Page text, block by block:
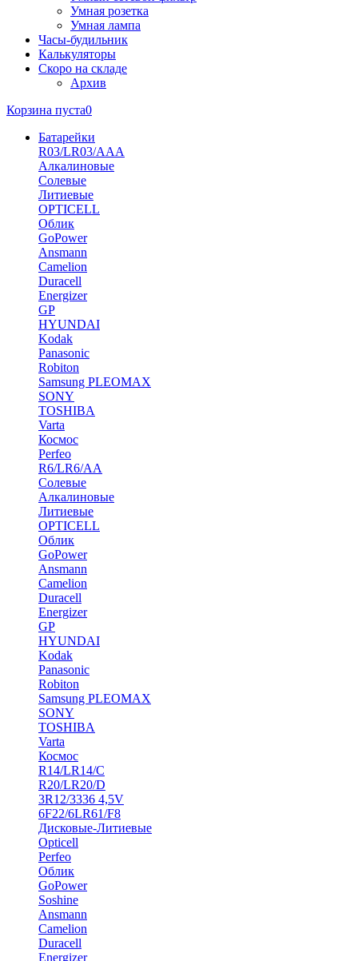
Умная розетка
Умная лампа
Часы-будильник
Калькуляторы
Скоро на складе
Архив
Корзина пуста0
Батарейки
R03/LR03/AAA
Алкалиновые
Солевые
Литиевые
OPTICELL
Облик
GoPower
Ansmann
Camelion
Duracell
Energizer
GP
HYUNDAI
Kodak
Panasonic
Robiton
Samsung PLEOMAX
SONY
TOSHIBA
Varta
Космос
Perfeo
R6/LR6/AA
Солевые
Алкалиновые
Литиевые
OPTICELL
Облик
GoPower
Ansmann
Camelion
Duracell
Energizer
GP
HYUNDAI
Kodak
Panasonic
Robiton
Samsung PLEOMAX
SONY
TOSHIBA
Varta
Космос
R14/LR14/C
R20/LR20/D
3R12/3336 4,5V
6F22/6LR61/F8
Дисковые-Литиевые
Opticell
Perfeo
Облик
GoPower
Soshine
Ansmann
Camelion
Duracell
Energizer